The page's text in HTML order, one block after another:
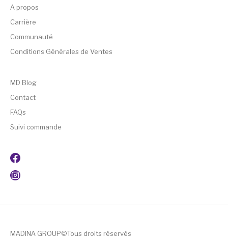
A propos
Carrière
Communauté
Conditions Générales de Ventes
MD Blog
Contact
FAQs
Suivi commande
MADINA GROUP©Tous droits réservés